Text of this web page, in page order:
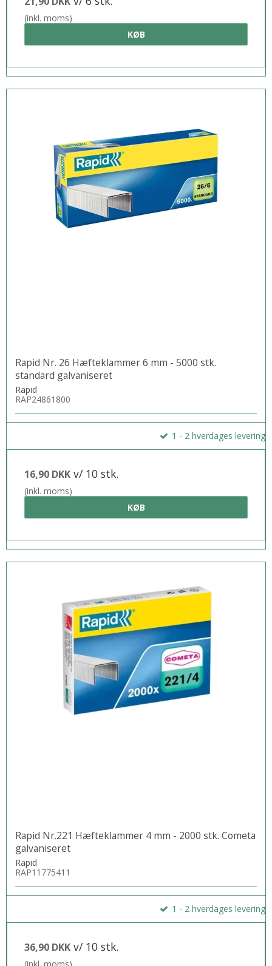
(inkl. moms)
KØB
Rapid Nr. 26 Hæfteklammer 6 mm - 5000 stk.
standard galvaniseret
Rapid
RAP24861800
1 - 2 hverdages levering
16,90 DKK v/ 10 stk.
(inkl. moms)
KØB
Rapid Nr.221 Hæfteklammer 4 mm - 2000 stk. Cometa
galvaniseret
Rapid
RAP11775411
1 - 2 hverdages levering
36,90 DKK v/ 10 stk.